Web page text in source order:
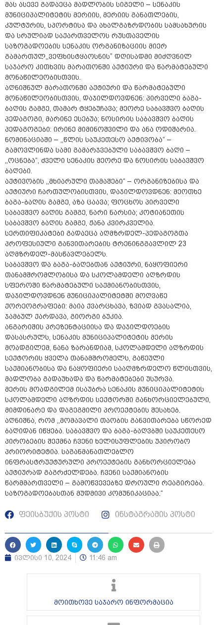
მას ასევე გადაეცა მადლობის სიგელი – სენაკის
მუნიციპალიტეტის მერიის, მერიის განათლების,
კულტურის, სპორტისა და ახალგაზრდობის სამსახურის
და სრულიად საქართველოს რუსთაველის
საზოგადოების სენაკის ორგანიზაციის მიერ
გამართულ,,ვეფხისტყაოსნის” დღისადმი მიძღვნილ
საჯარო კითხვის მარათონში აქტიური და წარმატებული
მონაწილეობისთვის.
აღნიშნულ მარათონში აქტიური და წარმატებული
მონაწილეობისთვის, დაჯილდოვდნენ: პირველი ბაგა-
ბაღის გამგე, თამარ ტყებუჩავა; მეორე საბავშვო ბაღის
პედაგოგი, მარინე ესებუა; ნოსირის საბავშვო ბაღის
პედაგოგები: ირინე მიმინოშვილი და ანა ოდიშარია.
ნომინაციაში – ,,წლის საუკეთესო აქტივობა“ –
გამოვლინდა სამი გამარჯვებული საბავშვო ბაღი –
,,ოცნება“, ძველი სენაკის მეორე და ნოსირის საბავშვო
ბაღები.
აქტივობის ,,მხიარული თამაშები“ – ორგანიზებისა და
აქტიური ჩართულობისთვის, დაჯილდოვდნენ: მეოთხე
ბაგა-ბაღის გამგე, აზა ცაავა; ფოცხოს პირველი
საბავშვო ბაღის გამგე, ნარი ნარსია; კოტიანეთის
საბავშვო ბაღის გამგე, ჟანა კვირკველია.
სერთიფიკატები გადაეცა აღმზრდელ-პედაგოგთა
პროფესიული განვითარების ტრენინგგავლილ 23
აღმზრდელ-მასწავლებელს.
საბავშვო და ბაგა-ბაღებთან აქტიური, ნაყოფიერი
თანამშრომლობისა და სკოლამდელი აღზრდის
სფეროში წარმატებული საქმიანობისთვის,
დაჯილდოვდნენ მუნიციპალიტეტში მოღვაწე
ქორეოგრაფები: მაია ქვარცხავა, ზვიად გვასალია,
ჯამბულ ქარდავა, გიორგი ბუკია.
ანგარიშის პრეზენტაციისა და დაჯილდოების
დასასრულს, სენაკის მუნიციპალიტეტის მერის
მოადგილემ, ნანა ზარანდიამ, სკოლამდელი აღზრდის
სექტორის ყველა თანამშრომელს, გაწეული
საქმიანობისა და ნაყოფიერი სააღმზრდელო წლისთვის,
მადლობა გადაუხადა და წარმატებები უსურვა.
მერის მოადგილემ ისაუბრა სენაკის მუნიციპალიტეტის
სკოლამდელი აღზრდის სექტორში განხორციელებული,
მიმდინარე და დაგეგმილი პროექტების შესახებ.
აღნიშნა, რომ ,,მომავალი თაობის განვითარება სწორედ
ბაღიდან იწყება. საბავშვო და ბაგა-ბაღვბში საუკეთესო
პირობების შექმნა ჩვენი ხელისუფლების უპირობო
პრიორიტეტია. საგანმანათლებლო
ინფრასტრუქტურული პროექტების განხორციელება
აქტიურად გაგრძელდება. ჩვენი საქმიანობის
წარმმართველი – გამოწვევებზე დროული რეაგირება.
საზოგადოებასთან მუდმივი კომუნიკაციაა.“
ფეისბუქის პოსტი ინსტაგრამის პოსტი
ივლისი 10, 2024 11:46 am
მოითხოვე საჯარო ინფორმაცია